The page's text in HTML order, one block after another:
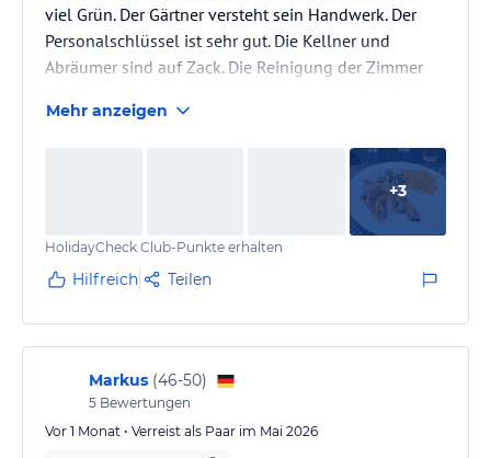
viel Grün. Der Gärtner versteht sein Handwerk. Der
Personalschlüssel ist sehr gut. Die Kellner und
Abräumer sind auf Zack. Die Reinigung der Zimmer
besticht durch Qualität. Die Auswahl ist in vielen
Hotels größer aber hier schmeckt es besser. Ein
Wermutstropfen ist die Rezeption. Diese ist sehr
unterkühlt und unpersönlich. Bei der Ankunft gab es
keine ordentliche Einweisung und erst nach
nochmaligen Hinweis nach 20…
Mehr anzeigen
+3
HolidayCheck Club-Punkte erhalten
Hilfreich Teilen
Markus (46-50)
5 Bewertungen
Vor 1 Monat • Verreist als Paar im Mai 2026